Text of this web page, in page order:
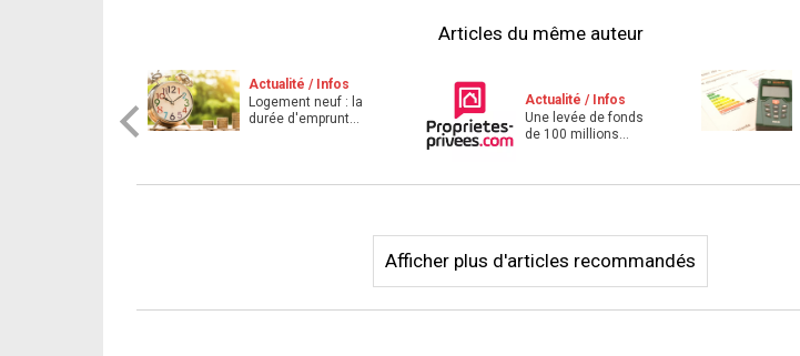
Articles du même auteur
Actualité / Infos
Logement neuf : la
durée d'emprunt
Actualité / Infos
Une levée de fonds
de 100 millions
Afficher plus d'articles recommandés